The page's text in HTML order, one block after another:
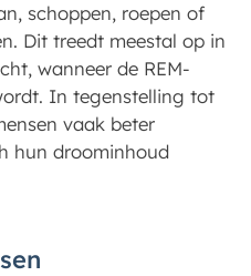
schoppen, roepen of
Dit treedt meestal op in
wanneer de REM-
In tegenstelling tot
vaak beter
hun droominhoud